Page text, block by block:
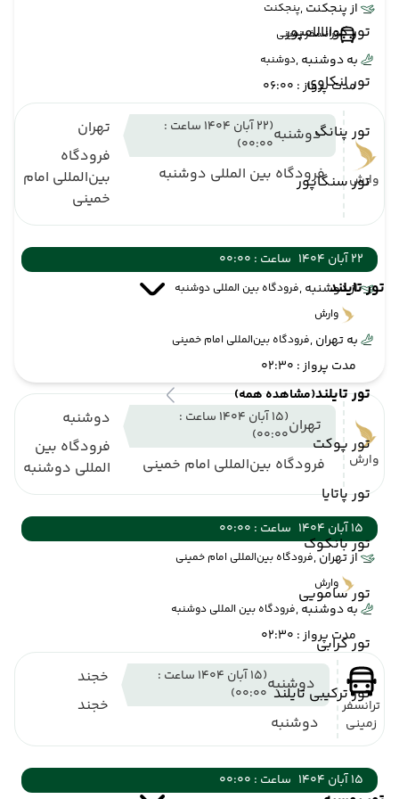
تور کوالالامپور
تور لنکاوی
تور پنانگ
تور سنگاپور
تور تایلند
تور تایلند(مشاهده همه)
تور پوکت
تور پاتایا
تور بانکوک
تور سامویی
تور کرابی
تور ترکیبی تایلند
از پنجکنت ,پنجکنت
ترانسفر زمینی
به دوشنبه ,دوشنبه
مدت پرواز : 06:00
وارش
دوشنبه
(22 آبان 1404 ساعت :
00:00)
فرودگاه بین المللی دوشنبه
تهران
فرودگاه
بین‌المللی امام
خمینی
22 آبان 1404
ساعت : 00:00
از دوشنبه ,فرودگاه بین المللی دوشنبه
وارش
به تهران ,فرودگاه بین‌المللی امام خمینی
مدت پرواز : 02:30
وارش
تهران
(15 آبان 1404 ساعت :
00:00)
فرودگاه بین‌المللی امام خمینی
دوشنبه
فرودگاه بین
المللی دوشنبه
15 آبان 1404
ساعت : 00:00
از تهران ,فرودگاه بین‌المللی امام خمینی
وارش
به دوشنبه ,فرودگاه بین المللی دوشنبه
مدت پرواز : 02:30
ترانسفر
زمینی
دوشنبه
(15 آبان 1404 ساعت :
00:00)
دوشنبه
خجند
خجند
15 آبان 1404 ساعت : 00:00